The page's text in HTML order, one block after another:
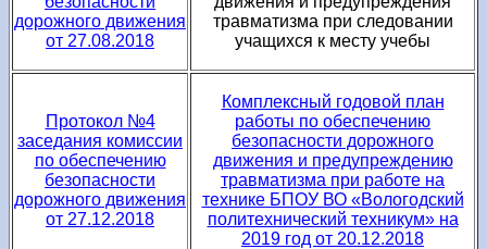
дорожного движения
от 27.08.2018
травматизма при следовании
учащихся к месту учебы
Протокол №4
заседания комиссии
по обеспечению
безопасности
дорожного движения
от 27.12.2018
Комплексный годовой план
работы по обеспечению
безопасности дорожного
движения и предупреждению
травматизма при работе на
технике БПОУ ВО «Вологодский
политехнический техникум» на
2019 год от 20.12.2018